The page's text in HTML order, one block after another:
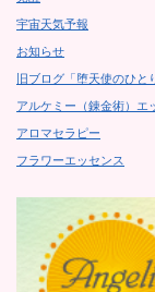
宇宙天気予報
お知らせ
旧ブログ「堕天使のひと
アルケミー（錬金術）エ
アロマセラピー
フラワーエッセンス